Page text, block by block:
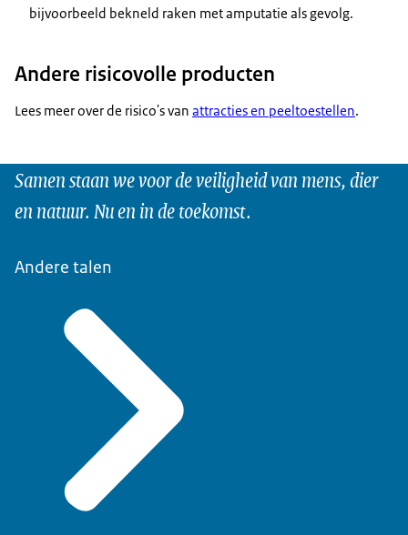
bijvoorbeeld bekneld raken met amputatie als gevolg.
Andere risicovolle producten
Lees meer over de risico's van attracties en peeltoestellen.
Samen staan we voor de veiligheid van mens, dier
en natuur. Nu en in de toekomst.
Andere talen